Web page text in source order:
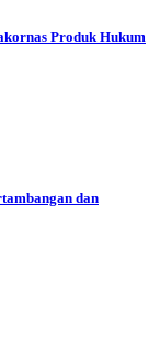
Produk Hukum
dan